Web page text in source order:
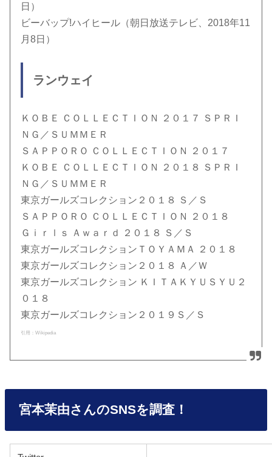
日）
ビーバップ!ハイヒール（朝日放送テレビ、2018年11
月8日）
ランウェイ
ＫＯＢＥ ＣＯＬＬＥＣＴＩＯＮ ２０１７ ＳＰＲＩ
ＮＧ／ＳＵＭＭＥＲ
ＳＡＰＰＯＲＯ ＣＯＬＬＥＣＴＩＯＮ ２０１７
ＫＯＢＥ ＣＯＬＬＥＣＴＩＯＮ ２０１８ ＳＰＲＩ
ＮＧ／ＳＵＭＭＥＲ
東京ガールズコレクション２０１８ Ｓ／Ｓ
ＳＡＰＰＯＲＯ ＣＯＬＬＥＣＴＩＯＮ ２０１８
Ｇｉｒｌｓ Ａｗａｒｄ ２０１８ Ｓ／Ｓ
東京ガールズコレクションＴＯＹＡＭＡ ２０１８
東京ガールズコレクション２０１８ Ａ／Ｗ
東京ガールズコレクション ＫＩＴＡＫＹＵＳＹＵ２
０１８
東京ガールズコレクション２０１９Ｓ／Ｓ
引用：Wikipedia
宮本茉由さんのSNSを調査！